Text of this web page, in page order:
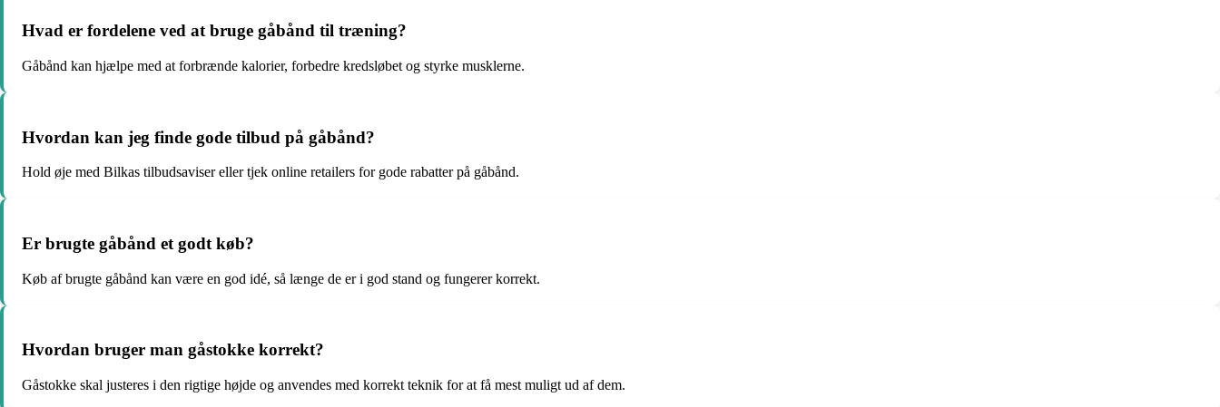
Hvad er fordelene ved at bruge gåbånd til træning?
Gåbånd kan hjælpe med at forbrænde kalorier, forbedre kredsløbet og styrke musklerne.
Hvordan kan jeg finde gode tilbud på gåbånd?
Hold øje med Bilkas tilbudsaviser eller tjek online retailers for gode rabatter på gåbånd.
Er brugte gåbånd et godt køb?
Køb af brugte gåbånd kan være en god idé, så længe de er i god stand og fungerer korrekt.
Hvordan bruger man gåstokke korrekt?
Gåstokke skal justeres i den rigtige højde og anvendes med korrekt teknik for at få mest muligt ud af dem.